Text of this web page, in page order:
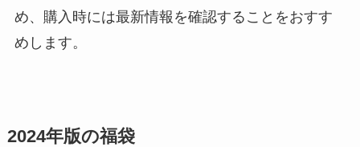
め、購入時には最新情報を確認することをおすす
めします。
2024年版の福袋